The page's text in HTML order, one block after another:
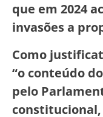
que em 2024
invasões a
Como
“o conteúdo
pelo